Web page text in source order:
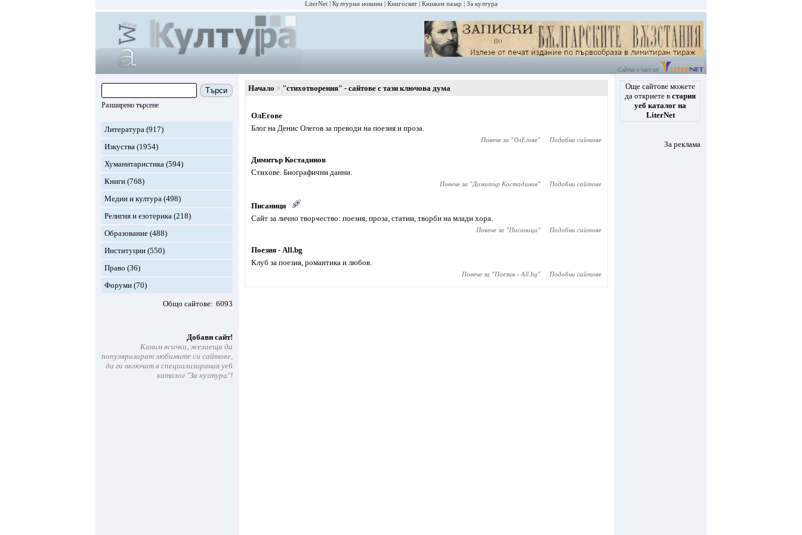
LiterNet Културни новини Книгосвят Книжен пазар За култура
Сайтът е част от
Търси
Разширено търсене
Литература (917)
Изкуства (1954)
Хуманитаристика (594)
Книги (768)
Медии и култура (498)
Религия и езотерика (218)
Образование (488)
Институции (550)
Право (36)
Форуми (70)
Общо сайтове 6093
Добави сайт!
Каним всички, желаещи да
популяризират любимите си сайтове,
да ги включат в специализирания уеб
каталог "За култура"!
Начало "стихотворения" - сайтове с тази ключова дума
ОлЕгове
Блог на Денис Олегов за преводи на поезия и проза.
Повече за "ОлЕгове" Подобни сайтове
Димитър Костадинов
Стихове. Биографични данни.
Повече за "Димитър Костадинов" Подобни сайтове
Писаници
Сайт за лично творчество: поезия, проза, статии, творби на млади хора.
Повече за "Писаници" Подобни сайтове
Поезия - All.bg
Клуб за поезия, романтика и любов.
Повече за "Поезия - All.bg" Подобни сайтове
Още сайтове можете
да откриете в стария
уеб каталог на
LiterNet
За реклама